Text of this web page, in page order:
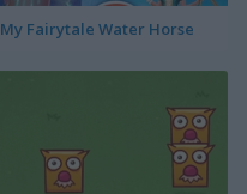
My Fairytale Water Horse